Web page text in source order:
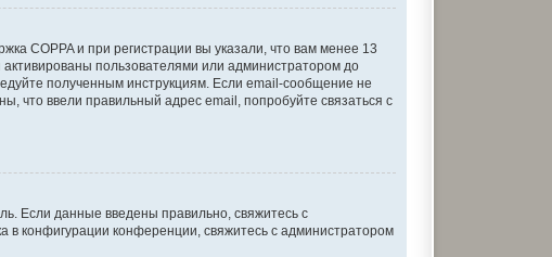
COPPA и при регистрации вы указали, что вам менее 13
пользователями или администратором до
полученным инструкциям. Если email-сообщение не
что ввели правильный адрес email, попробуйте связаться с
Если данные введены правильно, свяжитесь с
конфигурации конференции, свяжитесь с администратором